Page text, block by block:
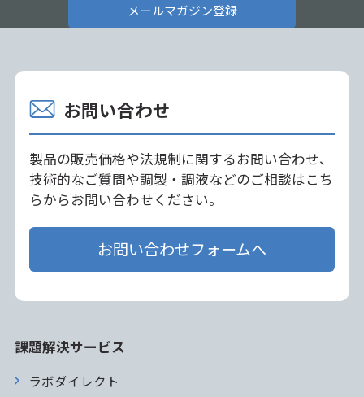
メールマガジン登録
お問い合わせ
製品の販売価格や法規制に関するお問い合わせ、
技術的なご質問や調製・調液などのご相談はこち
らからお問い合わせください。
お問い合わせフォームへ
課題解決サービス
ラボダイレクト